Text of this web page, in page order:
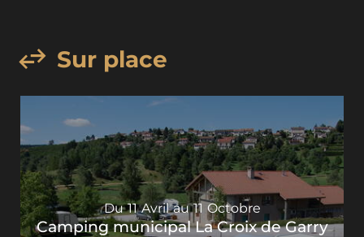
Sur place
Du 11 Avril au 11 Octobre
Camping municipal La Croix de Garry